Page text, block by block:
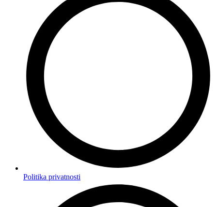
Politika privatnosti